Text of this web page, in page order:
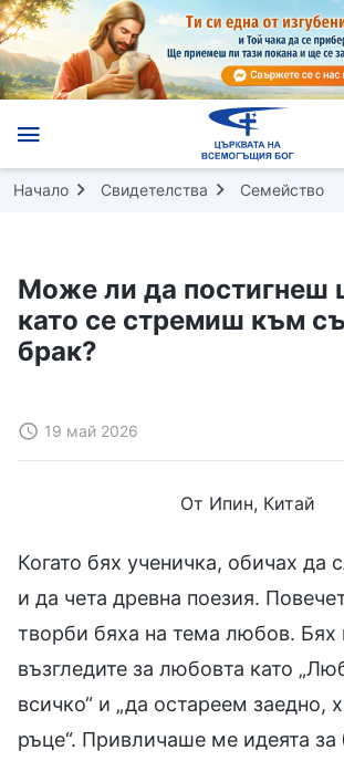
Начало Свидетелства Семейство
Може ли да постигнеш
като се стремиш към
брак?
19 май 2026
От Ипин, Китай
Когато бях ученичка, обичах да
и да чета древна поезия.
творби бяха на тема любов. Бях
възгледите за любовта като
всичко“ и „да остареем заедно,
ръце“. Привличаше ме идеята за